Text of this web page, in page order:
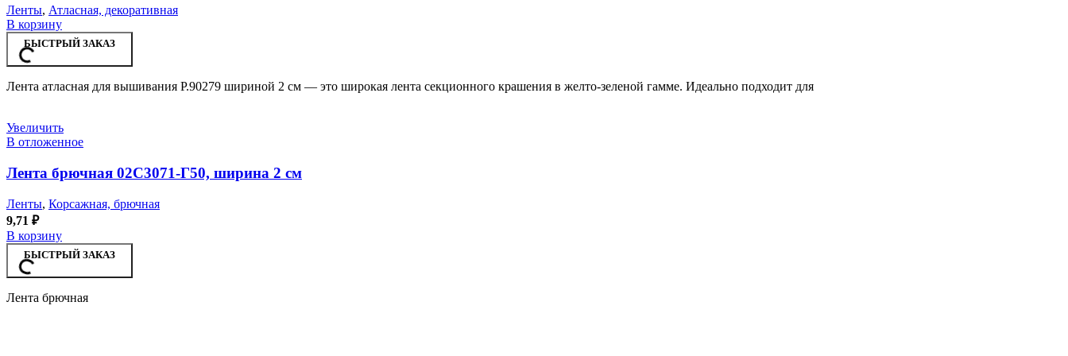
Ленты, Атласная, декоративная
В корзину
БЫСТРЫЙ ЗАКАЗ
Лента атласная для вышивания Р.90279 шириной 2 см — это широкая лента секционного крашения в желто-зеленой гамме. Идеально подходит для
Увеличить
В отложенное
Лента брючная 02С3071-Г50, ширина 2 см
Ленты, Корсажная, брючная
9,71 ₽
В корзину
БЫСТРЫЙ ЗАКАЗ
Лента брючная